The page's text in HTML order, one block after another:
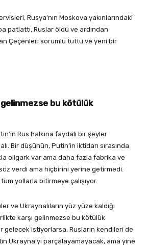
Rusya’nın Moskova yakınlarındaki
patlattı. Ruslar öldü ve ardından
Çeçenleri sorumlu tuttu ve yeni bir
bu kötülük
Rus halkına faydalı bir şeyler
Bir düşünün, Putin’in iktidarı sırasında
oligark var ama daha fazla fabrika ve
verdi ama hiçbirini yerine getirmedi.
yollarla bitirmeye çalışıyor.
ve Ukraynalıların yüz yüze kaldığı
karşı gelinmezse bu kötülük
gelecek istiyorlarsa, Rusların kendileri de
Ukrayna’yı parçalayamayacak, ama yine